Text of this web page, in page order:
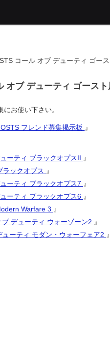
コール オブ デューティ ゴース
オブ デューティ ゴース
お使い下さい。
フレンド募集掲示板 』
ーティ ブラックオプスII 』
ラックオプス 』
ーティ ブラックオプス7 』
ーティ ブラックオプス6 』
Warfare 3 』
デューティ ウォーゾーン2 』
ーティ モダン・ウォーフェア2 』